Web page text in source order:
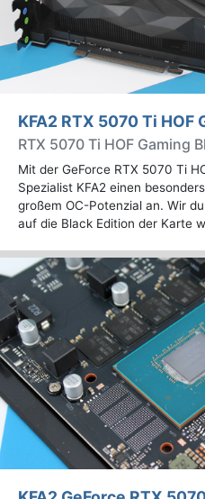
KFA2 RTX 5070 Ti
RTX 5070 Ti HOF Gaming
Mit der GeForce RTX 5070 Ti
Spezialist KFA2 einen
großem OC-Potenzial an. Wir
auf die Black Edition der Karte